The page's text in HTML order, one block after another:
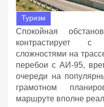
Туризм
Спокойная
контрастирует
сложностями на
перебои с АИ‑95,
очереди на
грамотном
маршруте вполне